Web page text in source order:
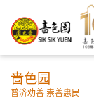
啬色园
普济劝善 崇善惠民